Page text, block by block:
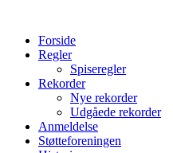
indholdForside
Regler
Spiseregler
Rekorder
Nye rekorder
Udgåede rekorder
Anmeldelse
Støtteforeningen